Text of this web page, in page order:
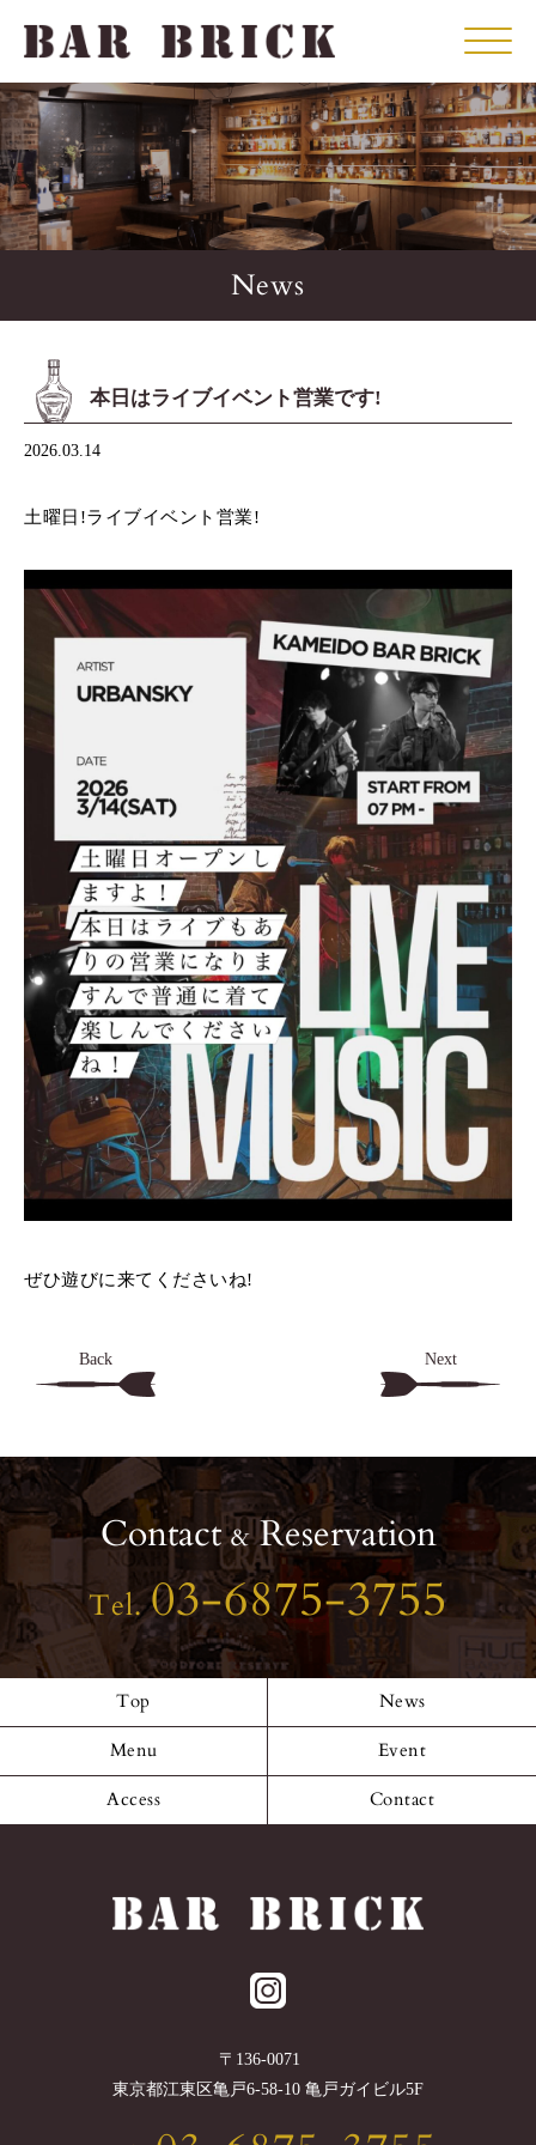
Click
News
本日はライブイベント営業です!
2026.03.14
土曜日!ライブイベント営業!
ぜひ遊びに来てくださいね!
Back Next
Contact&Reservation
Tel.03-6875-3755
Top News
Menu Event
Access Contact
〒 136-0071
東京都江東区亀戸6-58-10 亀戸ガイビル5F